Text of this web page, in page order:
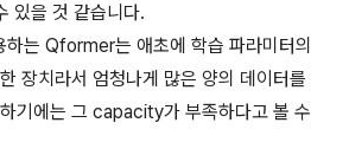
있을 것 같습니다.
는 Qformer는 애초에 학습 파라미터의
장치라서 엄청나게 많은 양의 데이터를
기에는 그 capacity가 부족하다고 볼 수